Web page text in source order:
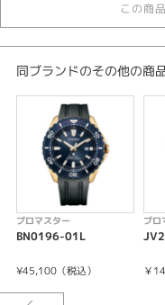
その他ベルト
ソーラー
メンズ 腕時計
プロマスター
メンズ
プロマスター
紹介文
この商
同ブランドのその他の商
プロマスター
BN0196-01L
¥45,100（税込）
プロ
￥